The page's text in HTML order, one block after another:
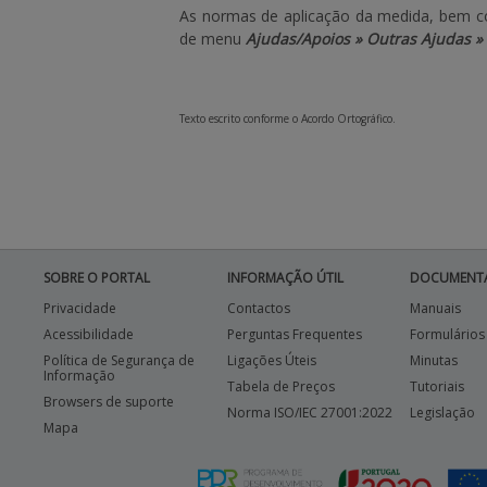
As normas de aplicação da medida, bem
de menu Ajudas/Apoios » Outras Ajudas
Texto escrito conforme o Acordo Ortográfico.
SOBRE O PORTAL
Privacidade
Acessibilidade
Política de Segurança de
Informação
Browsers de suporte
Mapa
INFORMAÇÃO ÚTIL
Contactos
Perguntas Frequentes
Ligações Úteis
Tabela de Preços
Norma ISO/IEC 27001:2022
Manuais
Formulários
Minutas
Tutoriais
Legislação